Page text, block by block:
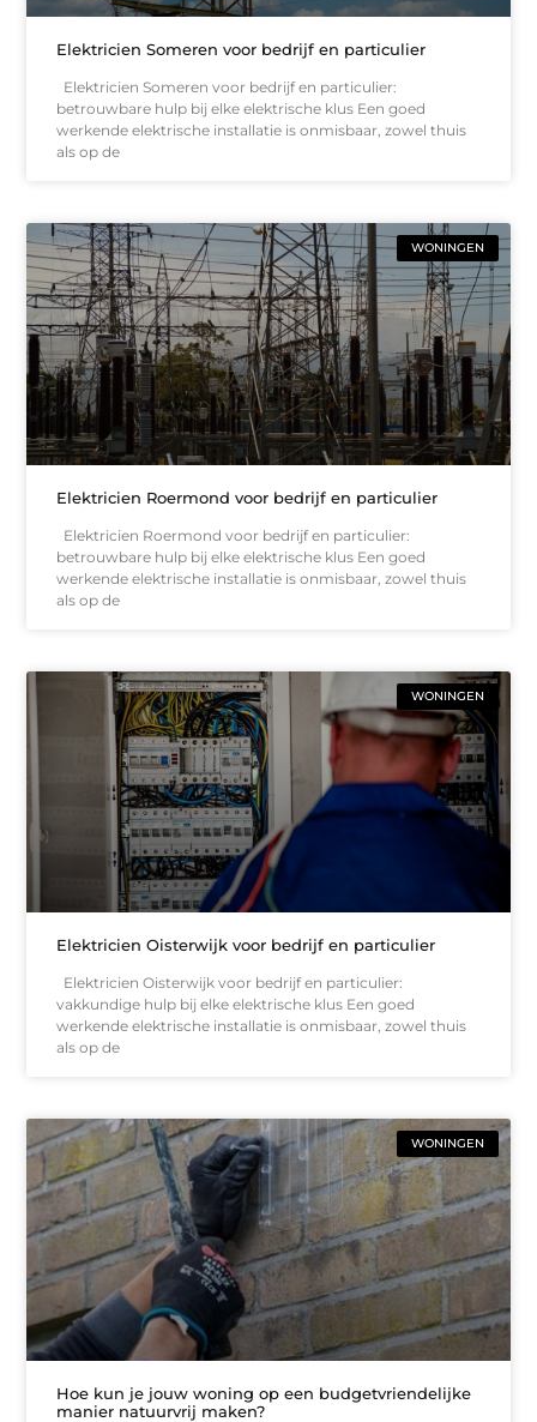
Elektricien Someren voor bedrijf en particulier
Elektricien Someren voor bedrijf en particulier:
betrouwbare hulp bij elke elektrische klus Een goed
werkende elektrische installatie is onmisbaar, zowel thuis
als op de
WONINGEN
Elektricien Roermond voor bedrijf en particulier
Elektricien Roermond voor bedrijf en particulier:
betrouwbare hulp bij elke elektrische klus Een goed
werkende elektrische installatie is onmisbaar, zowel thuis
als op de
WONINGEN
Elektricien Oisterwijk voor bedrijf en particulier
Elektricien Oisterwijk voor bedrijf en particulier:
vakkundige hulp bij elke elektrische klus Een goed
werkende elektrische installatie is onmisbaar, zowel thuis
als op de
WONINGEN
Hoe kun je jouw woning op een budgetvriendelijke
manier natuurvrij maken?